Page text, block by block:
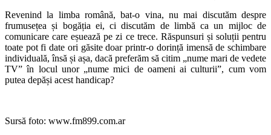
Revenind la limba română, bat-o vina, nu mai discutăm despre
frumusețea și bogăția ei, ci discutăm de limbă ca un mijloc de
comunicare care eșuează pe zi ce trece. Răspunsuri și soluții pentru
toate pot fi date ori găsite doar printr-o dorință imensă de schimbare
individuală, însă și așa, dacă preferăm să citim „nume mari de vedete
TV” în locul unor „nume mici de oameni ai culturii”, cum vom
putea depăși acest handicap?
Sursă foto: www.fm899.com.ar